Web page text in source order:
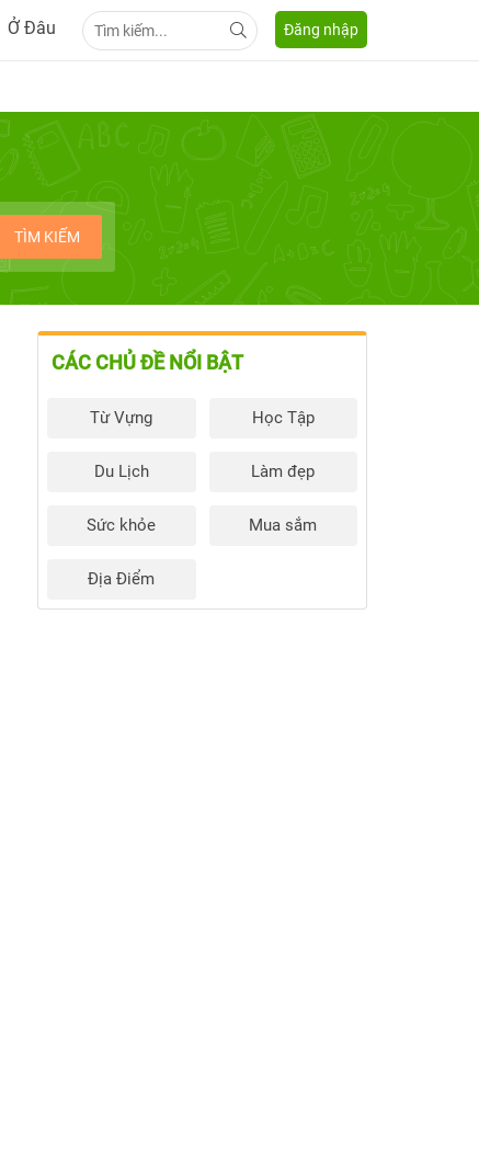
Ở Đâu Đăng nhập
TÌM KIẾM
CÁC CHỦ ĐỀ NỔI BẬT
Từ Vựng Học Tập
Du Lịch Làm đẹp
Sức khỏe Mua sắm
Địa Điểm